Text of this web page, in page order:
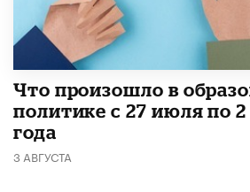
​Что произошло в
политике с 27 июля по 2
года
3 АВГУСТА